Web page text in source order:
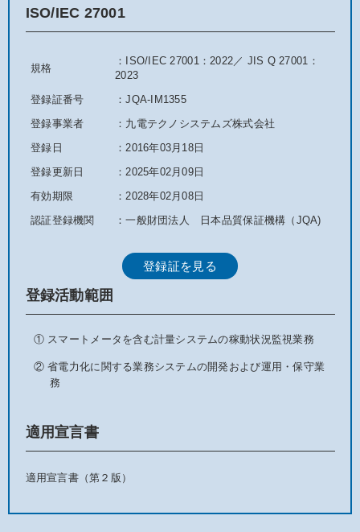
ISO/IEC 27001
規格
：ISO/IEC 27001：2022／ JIS Q 27001：
2023
登録証番号
：JQA-IM1355
登録事業者
：九電テクノシステムズ株式会社
登録日
：2016年03月18日
登録更新日
：2025年02月09日
有効期限
：2028年02月08日
認証登録機関
：一般財団法人 日本品質保証機構（JQA)
登録証を見る
登録活動範囲
① スマートメータを含む計量システムの稼動状況監視業務
② 省電力化に関する業務システムの開発および運用・保守業
務
適用宣言書
適用宣言書（第２版）